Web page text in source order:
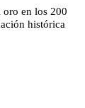
en los 200
histórica